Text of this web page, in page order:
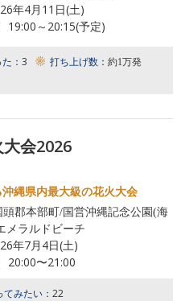
年4月11日(土)
19:00～20:15(予定)
： 3 打ち上げ数： 約1万発
会2026
縄県内最大級の花火大会
頭郡本部町/国営沖縄記念公園(海
メラルドビーチ
年7月4日(土)
20:00〜21:00
てみたい： 22